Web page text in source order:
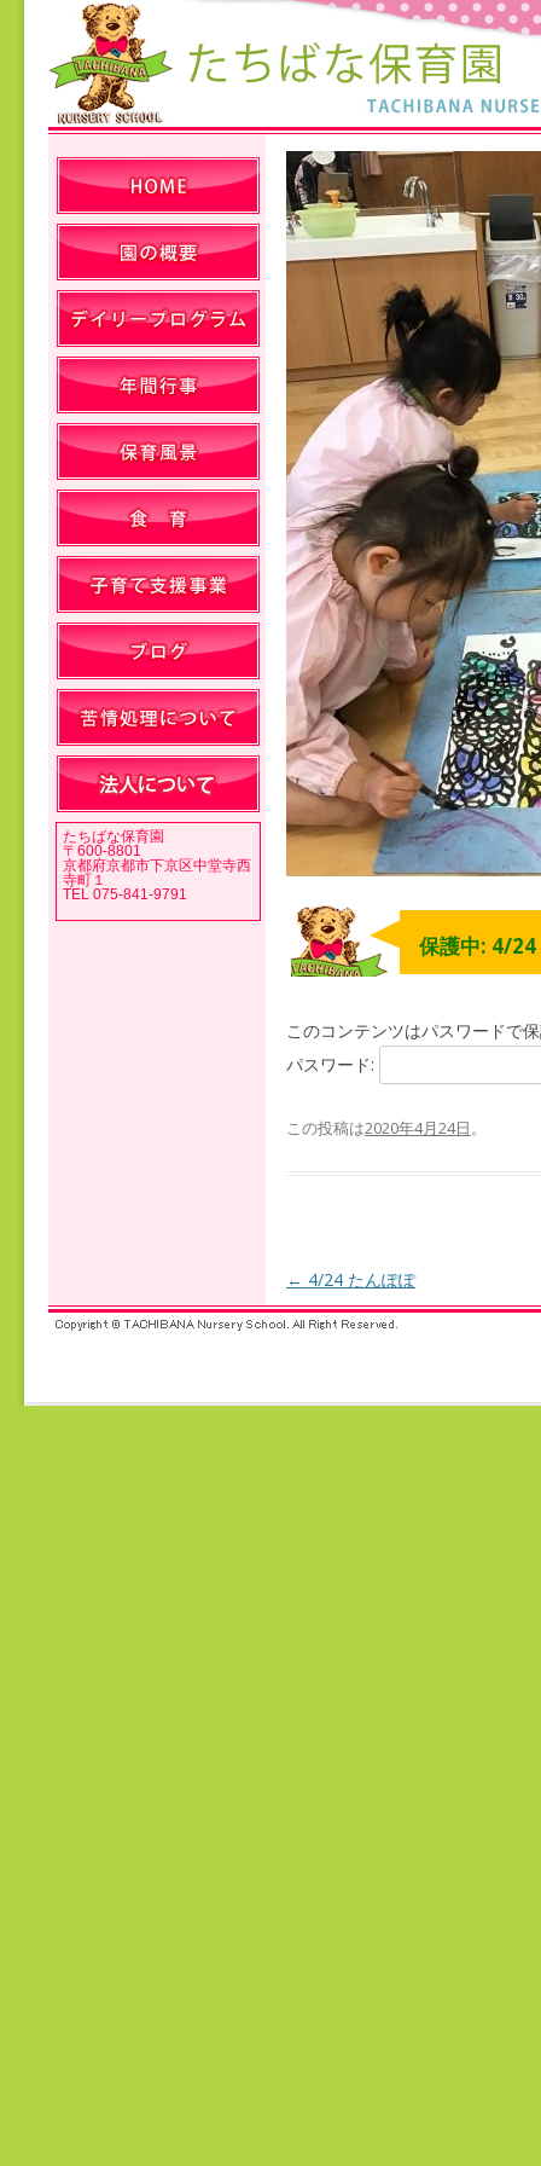
保護中: 4/24
このコンテンツはパスワードで
パスワード:
この投稿は2020年4月24日。
投稿ナビゲーション
← 4/24 たんぽぽ
たちばな保育園
〒600-8801
京都府京都市下京区中堂寺西
寺町１
TEL 075-841-9791